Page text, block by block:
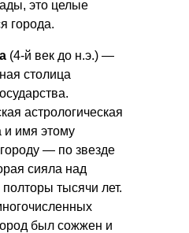
это целые
города.
(4-й век до н.э.) —
столица
астрологическая
и имя этому
— по звезде
сияла над
тысячи лет.
был сожжен и